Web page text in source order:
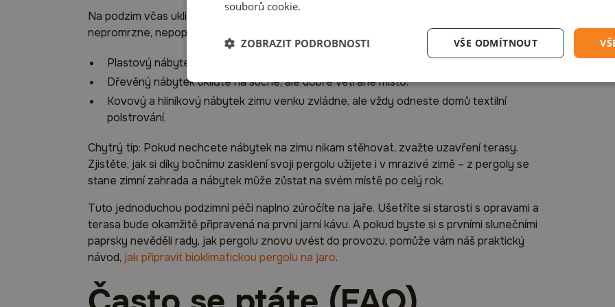
Na podzim včas ukliďte nebo pečlivě zakryjte zahradní nábytek. Prodloužíte mu životnost –
nepromrzne, nepopraská a neublíží mu plíseň.
Plastový nábytek venku nenechávejte vůbec, v mrazech křehne a snadno praská.
Dřevěný nábytek ukliďte na suché, ale dobře větrané místo.
Kovový a hliníkový nábytek zimu venku zvládne, ale vždy odneste domů textilní
polstrování.
Chytrý tip: Pokud nechcete nábytek na zimu nikam stěhovat, zvažte uzavření terasy.
Zjistěte, jak si díky bočnímu zasklení svoji pergolu užijete i v mrazivé zimě – z pergoly se
stane zimní zahrada a nábytek může zůstat na svém místě po celý rok.
Tuto jednoduchou podzimní péči naplno zúročíte na jaře. Ušetříte si starosti s opravami a
terasa bude okamžitě připravená na první jarní kávu. A pokud byste si s prvními slunečními
paprsky nevěděli rady, jak pergolu znovu uvést do provozu, pomůže vám náš praktický
návod, jak připravit bioklimatickou pergolu na jaro.
souborů cookie.
VŠE ODMÍTNOUT
ZOBRAZIT PODROBNOSTI